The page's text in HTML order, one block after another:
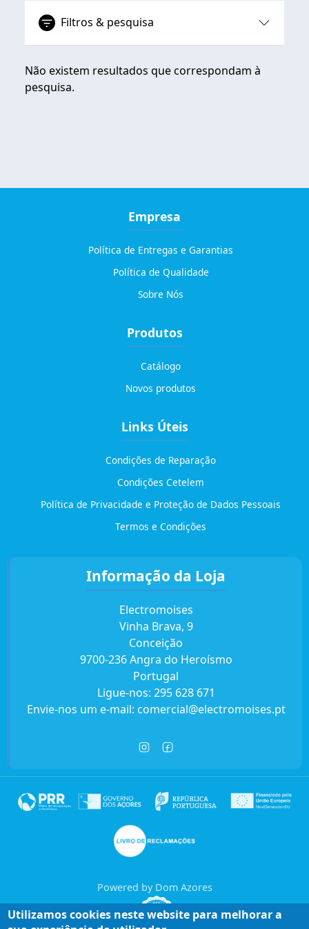
Filtros & pesquisa
Não existem resultados que correspondam à
pesquisa.
Empresa
Política de Entregas e Garantias
Política de Qualidade
Sobre Nós
Produtos
Catálogo
Novos produtos
Links Úteis
Condições de Reparação
Condições Cetelem
Política de Privacidade e Proteção de Dados Pessoais
Termos e Condições
Informação da Loja
Electromoises
Vinha Brava, 9
Conceição
9700-236 Angra do Heroísmo
Portugal
Ligue-nos: 295 628 671
Envie-nos um e-mail: comercial@electromoises.pt
Powered by Dom Azores
Utilizamos cookies neste website para melhorar a